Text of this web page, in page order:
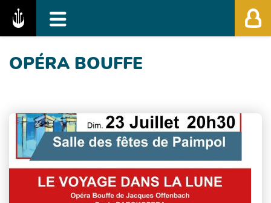
Fédération des Festivals de Musique
OPÉRA BOUFFE